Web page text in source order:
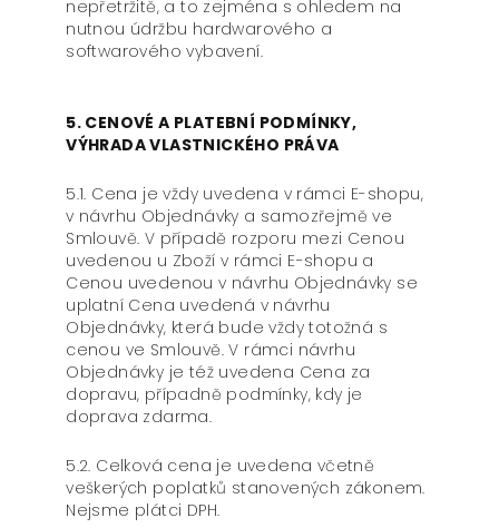
nepřetržitě, a to zejména s ohledem na
nutnou údržbu hardwarového a
softwarového vybavení.
5. CENOVÉ A PLATEBNÍ PODMÍNKY,
VÝHRADA VLASTNICKÉHO PRÁVA
5.1. Cena je vždy uvedena v rámci E-shopu,
v návrhu Objednávky a samozřejmě ve
Smlouvě. V případě rozporu mezi Cenou
uvedenou u Zboží v rámci E-shopu a
Cenou uvedenou v návrhu Objednávky se
uplatní Cena uvedená v návrhu
Objednávky, která bude vždy totožná s
cenou ve Smlouvě. V rámci návrhu
Objednávky je též uvedena Cena za
dopravu, případně podmínky, kdy je
doprava zdarma.
5.2. Celková cena je uvedena včetně
veškerých poplatků stanovených zákonem.
Nejsme plátci DPH.